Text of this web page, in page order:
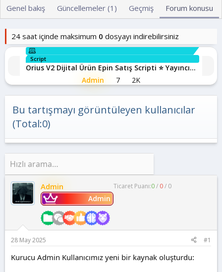
b
u
b
t
a
g
ı
a
i
h
Genel bakış Güncellemeler (1) Geçmiş Forum konusu
24 saat içinde maksimum 0 dosyayı indirebilirsiniz
Script
Orius V2 Dijital Ürün Epin Satış Scripti ⭐ Yayıncı
Sistemi ⭐ Full Açık Kaynak ⭐
Admin 7 2K
Bu tartışmayı görüntüleyen kullanıcılar
(Total:0)
Admin
Admin
Ticaret Puanı:0/ 0/ 0
28 May 2025 #1
Kurucu Admin Kullanıcımız yeni bir kaynak oluşturdu: